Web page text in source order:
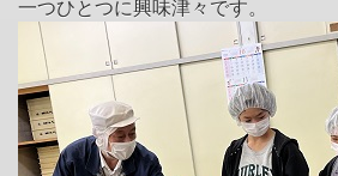
一つひとつに興味津々です。